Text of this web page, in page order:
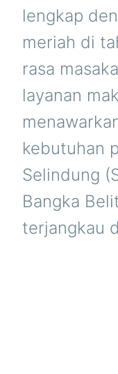
lengkap
meriah di
rasa
layanan
kebutuhan
Selindung
Bangka
terjangkau